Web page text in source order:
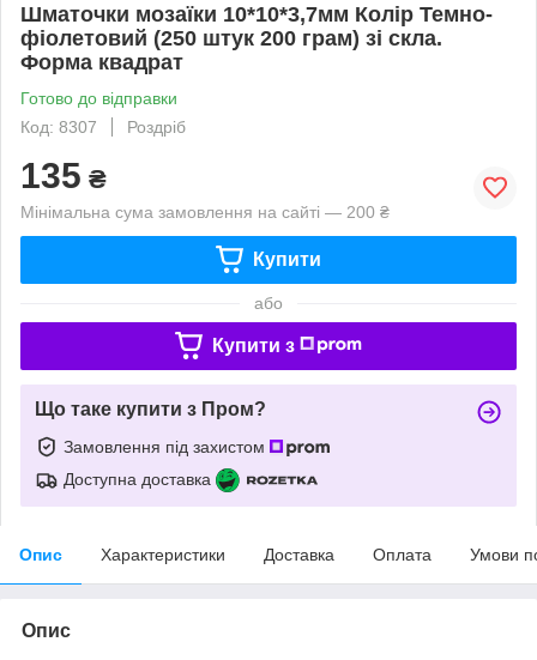
Шматочки мозаїки 10*10*3,7мм Колір Темно-
фіолетовий (250 штук 200 грам) зі скла.
Форма квадрат
Готово до відправки
Код: 8307
Роздріб
135 ₴
Мінімальна сума замовлення на сайті — 200 ₴
Купити
або
Купити з
Що таке купити з Пром?
Замовлення під захистом
Доступна доставка
Опис Характеристики Доставка Оплата Умови
Опис